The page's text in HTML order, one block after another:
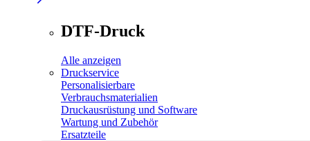
DTF-Druck
Alle anzeigen
Druckservice
Personalisierbare
Verbrauchsmaterialien
Druckausrüstung und Software
Wartung und Zubehör
Ersatzteile